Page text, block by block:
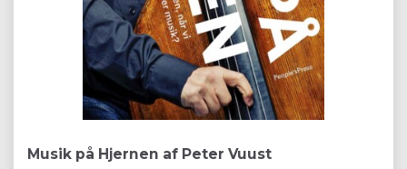
Musik på Hjernen af Peter Vuust